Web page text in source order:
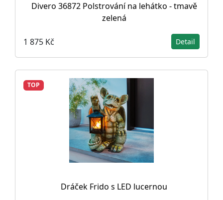
Divero 36872 Polstrování na lehátko - tmavě
zelená
1 875 Kč Detail
TOP
Dráček Frido s LED lucernou